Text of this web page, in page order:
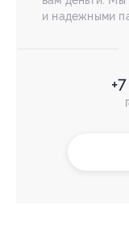
и надежными